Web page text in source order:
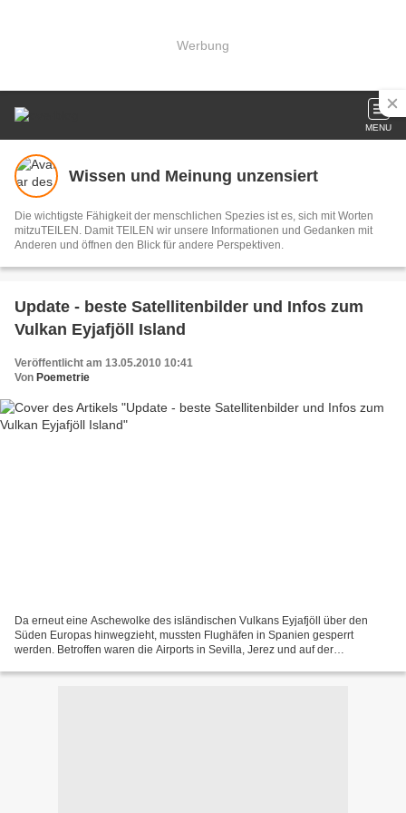
Werbung
MENU
Wissen und Meinung unzensiert
Die wichtigste Fähigkeit der menschlichen Spezies ist es, sich mit Worten
mitzuTEILEN. Damit TEILEN wir unsere Informationen und Gedanken mit
Anderen und öffnen den Blick für andere Perspektiven.
Update - beste Satellitenbilder und Infos zum
Vulkan Eyjafjöll Island
Veröffentlicht am 13.05.2010 10:41
Von Poemetrie
Da erneut eine Aschewolke des isländischen Vulkans Eyjafjöll über den
Süden Europas hinwegzieht, mussten Flughäfen in Spanien gesperrt
werden. Betroffen waren die Airports in Sevilla, Jerez und auf der